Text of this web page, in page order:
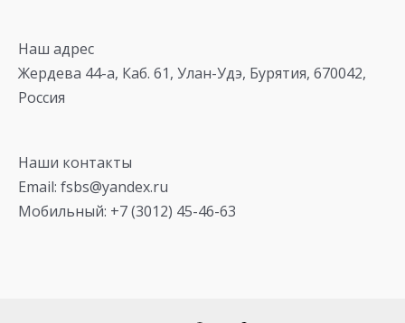
Наш адрес
Жердева 44-а, Каб. 61, Улан-Удэ, Бурятия, 670042,
Россия
Наши контакты
Email: fsbs@yandex.ru
Мобильный: +7 (3012) 45-46-63